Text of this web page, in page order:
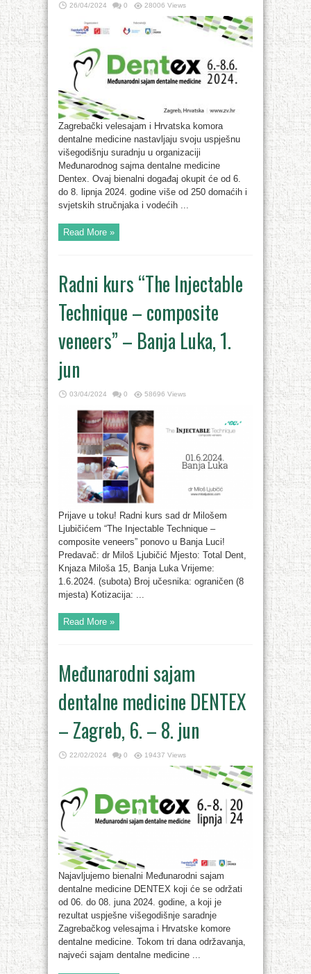
26/04/2024 0 28006 Views
Zagrebački velesajam i Hrvatska komora
dentalne medicine nastavljaju svoju uspješnu
višegodišnju suradnju u organizaciji
Međunarodnog sajma dentalne medicine
Dentex. Ovaj bienalni događaj okupit će od 6.
do 8. lipnja 2024. godine više od 250 domaćih i
svjetskih stručnjaka i vodećih ...
Read More »
Radni kurs “The Injectable
Technique – composite
veneers” – Banja Luka, 1.
jun
03/04/2024 0 58696 Views
Prijave u toku! Radni kurs sad dr Milošem
Ljubičićem “The Injectable Technique –
composite veneers” ponovo u Banja Luci!
Predavač: dr Miloš Ljubičić Mjesto: Total Dent,
Knjaza Miloša 15, Banja Luka Vrijeme:
1.6.2024. (subota) Broj učesnika: ograničen (8
mjesta) Kotizacija: ...
Read More »
Međunarodni sajam
dentalne medicine DENTEX
– Zagreb, 6. – 8. jun
22/02/2024 0 19437 Views
Najavljujemo bienalni Međunarodni sajam
dentalne medicine DENTEX koji će se održati
od 06. do 08. juna 2024. godine, a koji je
rezultat uspješne višegodišnje saradnje
Zagrebačkog velesajma i Hrvatske komore
dentalne medicine. Tokom tri dana održavanja,
najveći sajam dentalne medicine ...